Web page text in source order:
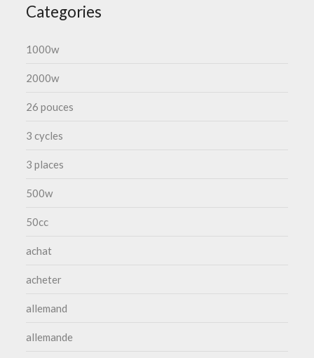
Categories
1000w
2000w
26 pouces
3 cycles
3 places
500w
50cc
achat
acheter
allemand
allemande